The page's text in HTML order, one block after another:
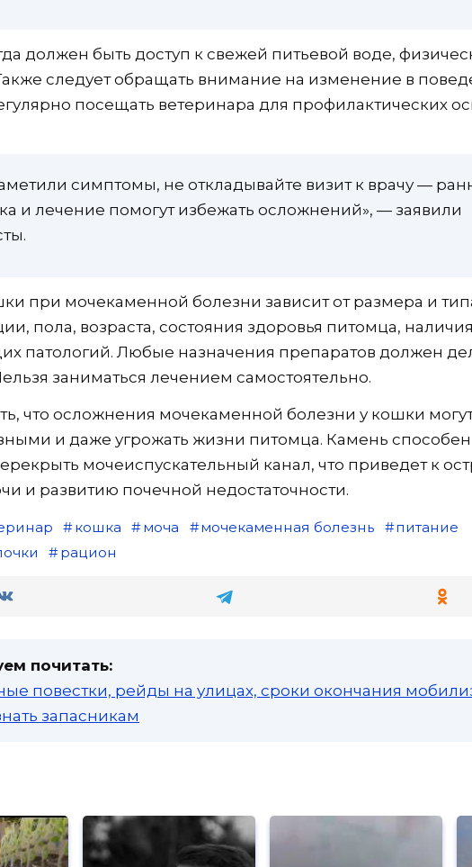
должен быть доступ к свежей питьевой воде,
следует обращать внимание на изменение в
посещать ветеринара для профилактических
симптомы, не откладывайте визит к врачу —
и лечение помогут избежать осложнений», — заявили
при мочекаменной болезни зависит от размера и
пола, возраста, состояния здоровья питомца, наличия
патологий. Любые назначения препаратов должен
заниматься лечением самостоятельно.
что осложнения мочекаменной болезни у кошки
и даже угрожать жизни питомца. Камень способен
мочеиспускательный канал, что приведет к
и развитию почечной недостаточности.
кошка моча мочекаменная болезнь
питание
рацион
почитать:
повестки, рейды на улицах, сроки окончания
запасникам